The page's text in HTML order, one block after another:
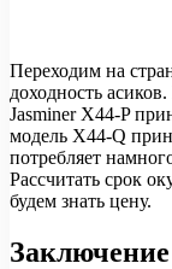
Переходим на
доходность
Jasminer X44-P
модель X44-Q
потребляет
Рассчитать срок
будем знать цену.
Заключение